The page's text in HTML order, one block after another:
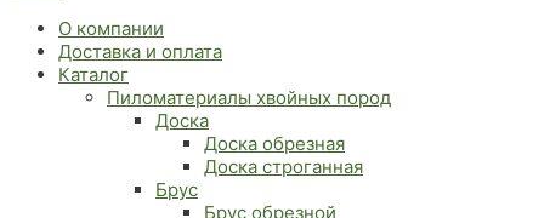
О компании
Доставка и оплата
Каталог
Пиломатериалы хвойных пород
Доска
Доска обрезная
Доска строганная
Брус
Брус обрезной